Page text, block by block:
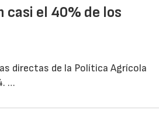
el 40% de los
directas de la Política Agrícola
…